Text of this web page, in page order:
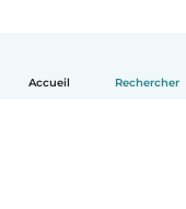
Accueil Rechercher